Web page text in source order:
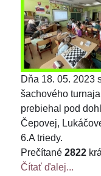
Dňa 18. 05. 2023
šachového
prebiehal pod
Čepovej,
6.A triedy.
Prečítané 2822
Čítať ďalej...